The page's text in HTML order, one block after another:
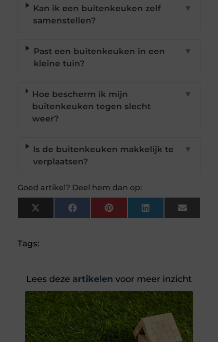
Kan ik een buitenkeuken zelf
samenstellen?
▼
Past een buitenkeuken in een
kleine tuin?
▼
Hoe bescherm ik mijn
buitenkeuken tegen slecht
weer?
▼
Is de buitenkeuken makkelijk te
verplaatsen?
▼
Goed artikel? Deel hem dan op:
X
(Twitter)
FacebookPinterestLinkedInEmail
Tags:
Lees deze artikelen voor meer inzicht